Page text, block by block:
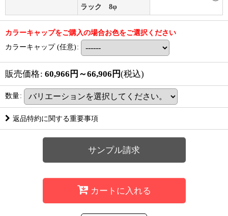
ラック 8φ
カラーキャップをご購入の場合お色をご選択ください
カラーキャップ(任意):
販売価格: 60,966 円 ～66,906 円(税込)
数量:
返品特約に関する重要事項
サンプル請求
カートに入れる